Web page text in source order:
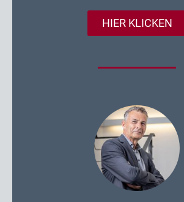
HIER KLICKEN